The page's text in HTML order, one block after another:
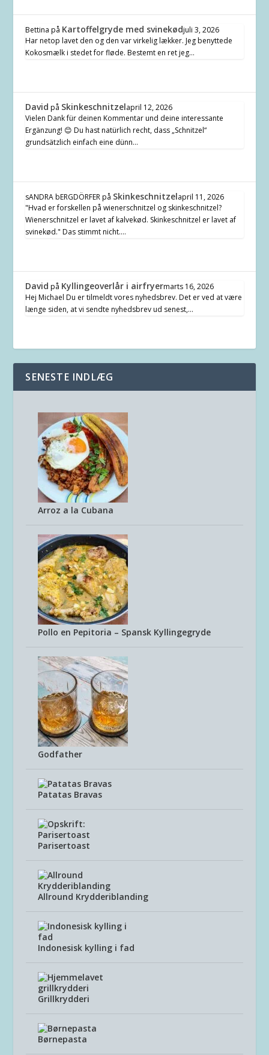
Bettina på Kartoffelgryde med svinekødjuli 3, 2026
Har netop lavet den og den var virkelig lækker. Jeg benyttede
Kokosmælk i stedet for fløde. Bestemt en ret jeg…
David på Skinkeschnitzelapril 12, 2026
Vielen Dank für deinen Kommentar und deine interessante
Ergänzung! 😊 Du hast natürlich recht, dass „Schnitzel“
grundsätzlich einfach eine dünn…
sANDRA bERGDÖRFERpå Skinkeschnitzelapril 11, 2026
"Hvad er forskellen på wienerschnitzel og skinkeschnitzel?
Wienerschnitzel er lavet af kalvekød. Skinkeschnitzel er lavet af
svinekød." Das stimmt nicht.…
David på Kyllingeoverlår i airfryermarts 16, 2026
Hej Michael Du er tilmeldt vores nyhedsbrev. Det er ved at være
længe siden, at vi sendte nyhedsbrev ud senest,…
SENESTE INDLÆG
Arroz a la Cubana
Pollo en Pepitoria – Spansk Kyllingegryde
Godfather
Patatas Bravas
Parisertoast
Allround Krydderiblanding
Indonesisk kylling i fad
Grillkrydderi
Børnepasta